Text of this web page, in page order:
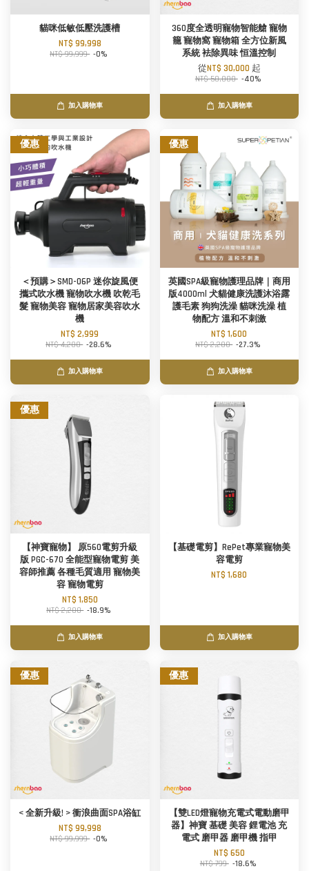
貓咪低敏低壓洗護槽
NT$ 99,998
NT$ 99,999 -0%
加入購物車
360度全透明寵物智能艙 寵物
籠 寵物窩 寵物箱 全方位新風
系統 袪除異味 恒溫控制
從NT$ 30,000 起
NT$ 50,000 -40%
加入購物車
優惠
＜預購＞SMD-06P 迷你旋風便
攜式吹水機 寵物吹水機 吹乾毛
髮 寵物美容 寵物居家美容吹水
機
NT$ 2,999
NT$ 4,200 -28.6%
加入購物車
優惠
英國SPA級寵物護理品牌｜商用
版4000ml 犬貓健康洗護沐浴露
護毛素 狗狗洗澡 貓咪洗澡 植
物配方 溫和不刺激
NT$ 1,600
NT$ 2,200 -27.3%
加入購物車
優惠
【神寶寵物】 原560電剪升級
版 PGC-670 全能型寵物電剪 美
容師推薦 各種毛質適用 寵物美
容 寵物電剪
NT$ 1,850
NT$ 2,280 -18.9%
加入購物車
【基礎電剪】RePet專業寵物美
容電剪
NT$ 1,680
加入購物車
優惠
< 全新升級! > 衝浪曲面SPA浴缸
NT$ 99,998
NT$ 99,999 -0%
優惠
【雙LED燈寵物充電式電動磨甲
器】神寶 基礎 美容 鋰電池 充
電式 磨甲器 磨甲機 指甲
NT$ 650
NT$ 799 -18.6%